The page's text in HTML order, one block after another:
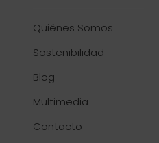
Quiénes Somos
Sostenibilidad
Blog
Multimedia
Contacto